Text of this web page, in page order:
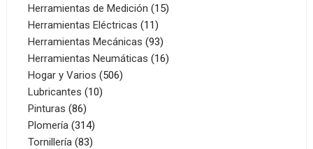
productos
Herramientas de Medición 1515
Herramientas Eléctricas 1111
productos
Herramientas Mecánicas 9393
productos
Herramientas Neumáticas 1616
Hogar y Varios 506506
Lubricantes 1010
Pinturas 8686
productos
Plomería 314314
productos
Tornillería 8383